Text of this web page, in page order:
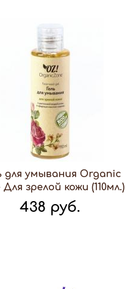
для умывания Organic
зрелой кожи (110мл.)
438 руб.